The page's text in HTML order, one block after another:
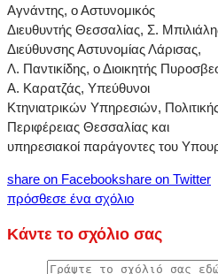
Αγνάντης, ο Αστυνομικός
Διευθυντής Θεσσαλίας, Σ.
Διεύθυνσης Αστυνομίας Λάρισας,
Λ. Παντικίδης, ο Διοικητής
Α. Καρατζάς, Υπεύθυνοι
Κτηνιατρικών Υπηρεσιών,
Περιφέρειας Θεσσαλίας και
υπηρεσιακοί παράγοντες του
share on Facebookshare on Twitter
πρόσθεσε ένα σχόλιο
Κάντε το σχόλιο σας